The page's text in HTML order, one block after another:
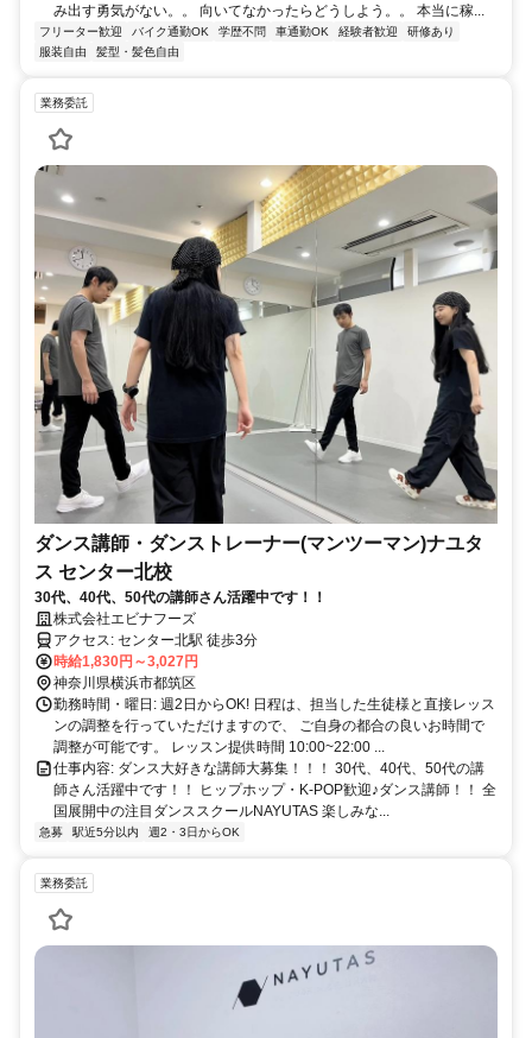
み出す勇気がない。。 向いてなかったらどうしよう。。 本当に稼...
フリーター歓迎 バイク通勤OK 学歴不問 車通勤OK 経験者歓迎
研修あり
服装自由
髪型・髪色自由
業務委託
ダンス講師・ダンストレーナー(マンツーマン)ナユタ
ス センター北校
30代、40代、50代の講師さん活躍中です！！
株式会社エビナフーズ
アクセス: センター北駅 徒歩3分
時給1,830円～3,027円
神奈川県横浜市都筑区
勤務時間・曜日: 週2日からOK! 日程は、担当した生徒様と直接レッス
ンの調整を行っていただけますので、 ご自身の都合の良いお時間で
調整が可能です。 レッスン提供時間 10:00~22:00 ...
仕事内容: ダンス大好きな講師大募集！！！ 30代、40代、50代の講
師さん活躍中です！！ ヒップホップ・K-POP歓迎♪ダンス講師！！ 全
国展開中の注目ダンススクールNAYUTAS 楽しみな...
急募 駅近5分以内 週2・3日からOK
業務委託